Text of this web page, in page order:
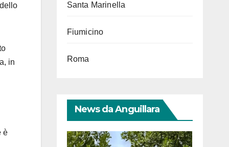
in
è
Santa Marinella
Fiumicino
Roma
News da Anguillara